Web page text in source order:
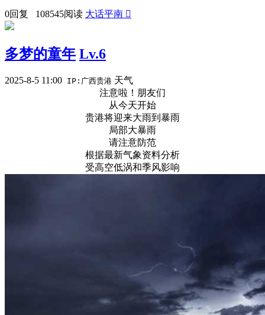
0回复 108545阅读 大话平南 
多梦的童年 Lv.6
2025-8-5 11:00 IP:广西贵港 天气
注意啦！朋友们
从今天开始
贵港将迎来大雨到暴雨
局部大暴雨
请注意防范
根据最新气象资料分析
受高空低涡和季风影响